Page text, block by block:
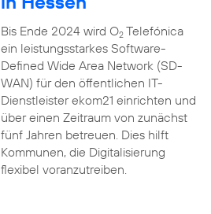
Bis Ende 2024 wird O2Telefónica
ein leistungsstarkes Software-
Defined Wide Area Network (SD-
WAN) für den öffentlichen IT-
Dienstleister ekom21 einrichten und
über einen Zeitraum von zunächst
fünf Jahren betreuen. Dies hilft
Kommunen, die Digitalisierung
flexibel voranzutreiben.